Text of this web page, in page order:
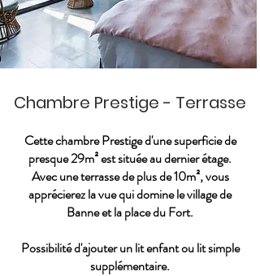
Chambre Prestige - Terrasse
Cette chambre Prestige d'une superficie de
presque 29m² est située au dernier étage.
Avec une terrasse de plus de 10m², vous
apprécierez la vue qui domine le village de
Banne et la place du Fort.
Possibilité d'ajouter un lit enfant ou lit simple
supplémentaire.